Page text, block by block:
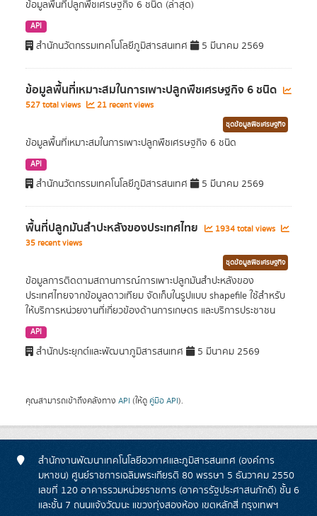
ข้อมูลพื้นที่ปลูกพืชเศรษฐกิจ 6 ชนิด (ล่าสุด)
API
สำนักนวัตกรรมเทคโนโลยีภูมิสารสนเทศ 5 มีนาคม 2569
ข้อมูลพื้นที่เหมาะสมในการเพาะปลูกพืชเศรษฐกิจ 6 ชนิด
527 total views 21 recent views
ชุดข้อมูลพืชเศรษฐกิจ
ข้อมูลพื้นที่เหมาะสมในการเพาะปลูกพืชเศรษฐกิจ 6 ชนิด
API
สำนักนวัตกรรมเทคโนโลยีภูมิสารสนเทศ 5 มีนาคม 2569
พื้นที่ปลูกมันสำปะหลังของประเทศไทย
1934 total views
35 recent views
ชุดข้อมูลพืชเศรษฐกิจ
ข้อมูลการติดตามสถานการณ์การเพาะปลูกมันสำปะหลังของ
ประเทศไทยจากข้อมูลดาวเทียม จัดเก็บในรูปแบบ shapefile ใช้สำหรับ
ให้บริการหน่วยงานที่เกี่ยวข้องด้านการเกษตร และบริการประชาชน
API
สำนักประยุกต์และพัฒนาภูมิสารสนเทศ 5 มีนาคม 2569
คุณสามารถเข้าถึงคลังทาง API (ให้ดู คู่มือ API).
สำนักงานพัฒนาเทคโนโลยีอวกาศและภูมิสารสนเทศ (องค์การ
มหาชน) ศูนย์ราชการเฉลิมพระเกียรติ 80 พรรษา 5 ธันวาคม 2550
เลขที่ 120 อาคารรวมหน่วยราชการ (อาคารรัฐประศาสนภักดี) ชั้น 6
และชั้น 7 ถนนแจ้งวัฒนะ แขวงทุ่งสองห้อง เขตหลักสี่ กรุงเทพฯ